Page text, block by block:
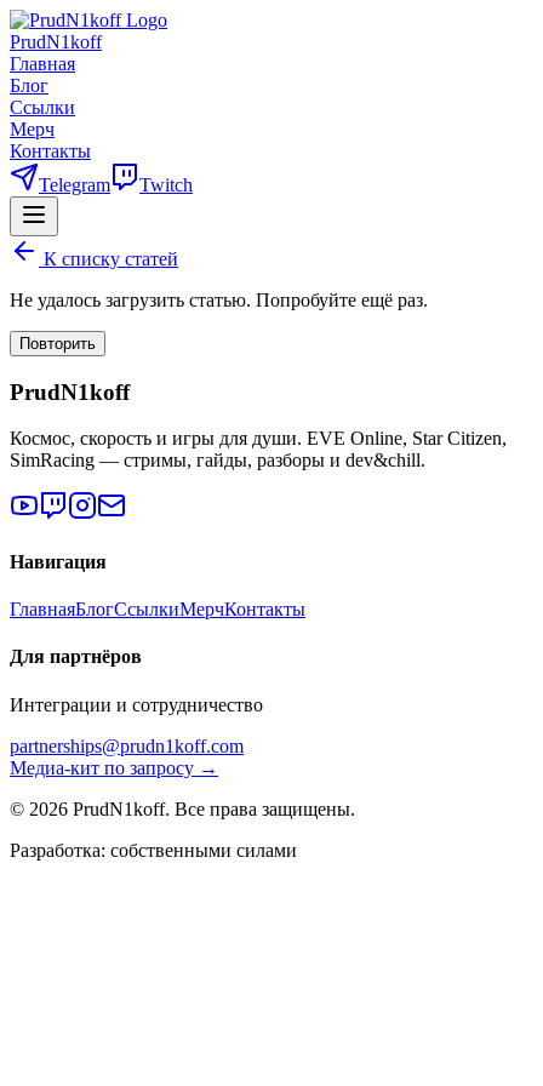
PrudN1koff
Главная
Блог
Ссылки
Мерч
Контакты
Telegram
Twitch
К списку статей
Не удалось загрузить статью. Попробуйте ещё раз.
Повторить
PrudN1koff
Космос, скорость и игры для души. EVE Online, Star Citizen,
SimRacing — стримы, гайды, разборы и dev&chill.
Навигация
ГлавнаяБлогСсылкиМерчКонтакты
Для партнёров
Интеграции и сотрудничество
partnerships@prudn1koff.com
Медиа-кит по запросу →
© 2026 PrudN1koff. Все права защищены.
Разработка: собственными силами